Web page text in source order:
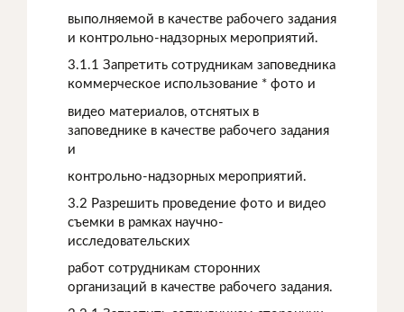
выполняемой в качестве рабочего задания
и контрольно-надзорных мероприятий.
3.1.1 Запретить сотрудникам заповедника
коммерческое использование * фото и
видео материалов, отснятых в
заповеднике в качестве рабочего задания
и
контрольно-надзорных мероприятий.
3.2 Разрешить проведение фото и видео
съемки в рамках научно-
исследовательских
работ сотрудникам сторонних
организаций в качестве рабочего задания.